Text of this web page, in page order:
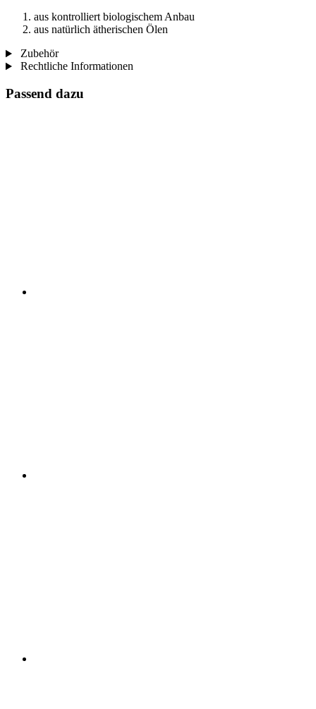
aus kontrolliert biologischem Anbau
aus natürlich ätherischen Ölen
Zubehör
Rechtliche Informationen
Passend dazu